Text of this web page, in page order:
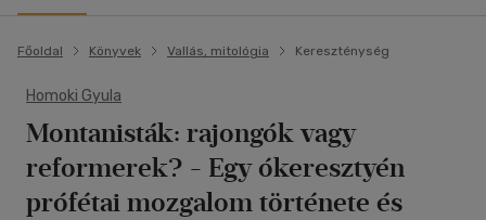
Főoldal Könyvek Vallás, mitológia Kereszténység
Homoki Gyula
Montanisták: rajongók vagy
reformerek? - Egy ókeresztyén
prófétai mozgalom története és